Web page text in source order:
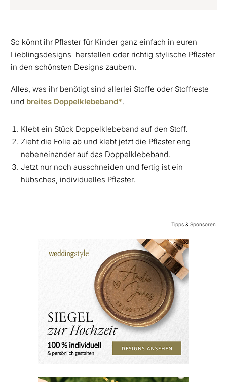
So könnt ihr Pflaster für Kinder ganz einfach in euren
Lieblingsdesigns herstellen oder richtig stylische Pflaster
in den schönsten Designs zaubern.
Alles, was ihr benötigt sind allerlei Stoffe oder Stoffreste
und breites Doppelklebeband*.
Klebt ein Stück Doppelklebeband auf den Stoff.
Zieht die Folie ab und klebt jetzt die Pflaster eng
nebeneinander auf das Doppelklebeband.
Jetzt nur noch ausschneiden und fertig ist ein
hübsches, individuelles Pflaster.
Tipps & Sponsoren